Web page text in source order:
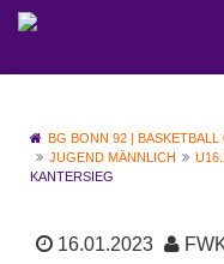
BG BONN 92 |
JUGEND MÄNNLICH
KANTERSIEG
16.01.2023